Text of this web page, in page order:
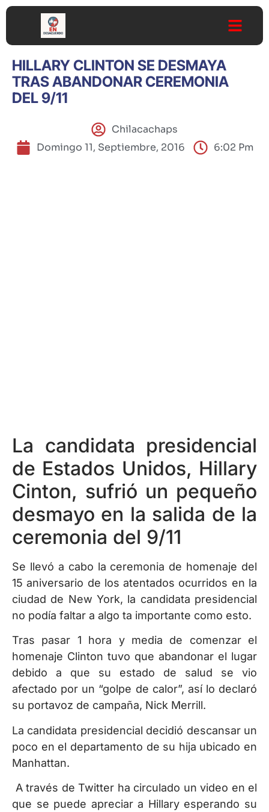
HILLARY CLINTON SE DESMAYA
TRAS ABANDONAR CEREMONIA
DEL 9/11
Chilacachaps
Domingo 11, Septiembre, 2016
6:02 Pm
La candidata presidencial
de Estados Unidos, Hillary
Cinton, sufrió un pequeño
desmayo en la salida de la
ceremonia del 9/11
Se llevó a cabo la ceremonia de homenaje del
15 aniversario de los atentados ocurridos en la
ciudad de New York, la candidata presidencial
no podía faltar a algo ta importante como esto.
Tras pasar 1 hora y media de comenzar el
homenaje Clinton tuvo que abandonar el lugar
debido a que su estado de salud se vio
afectado por un “golpe de calor”, así lo declaró
su portavoz de campaña, Nick Merrill.
La candidata presidencial decidió descansar un
poco en el departamento de su hija ubicado en
Manhattan.
A través de Twitter ha circulado un video en el
que se puede apreciar a Hillary esperando su